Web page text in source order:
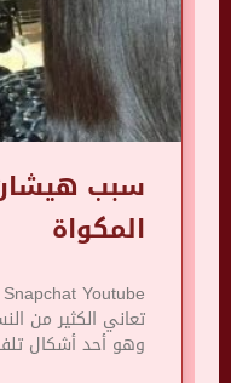
سبب
المكواة
تعاني الكثير من
وهو أحد أشكال